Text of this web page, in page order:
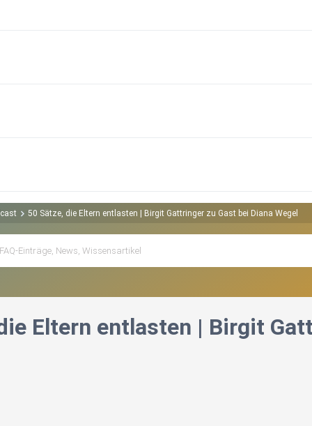
️50 Sätze, die Eltern entlasten | Birgit Gattringer zu Gast bei Diana Wegel
Eltern entlasten | Birgit